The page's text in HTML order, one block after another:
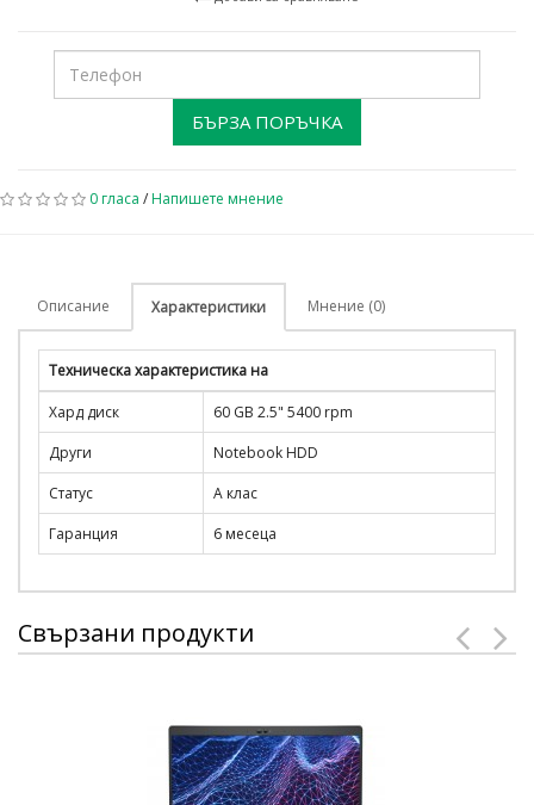
БЪРЗА ПОРЪЧКА
0 гласа /Напишете мнение
Описание Характеристики Мнение (0)
Техническа характеристика на
Хард диск
60 GB 2.5" 5400 rpm
Други
Notebook HDD
Статус
А клас
Гаранция
6 месеца
Свързани продукти